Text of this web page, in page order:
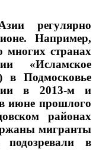
регулярно
Например,
многих странах
«Исламское
в Подмосковье
в 2013-м и
июне прошлого
районах
мигранты
в